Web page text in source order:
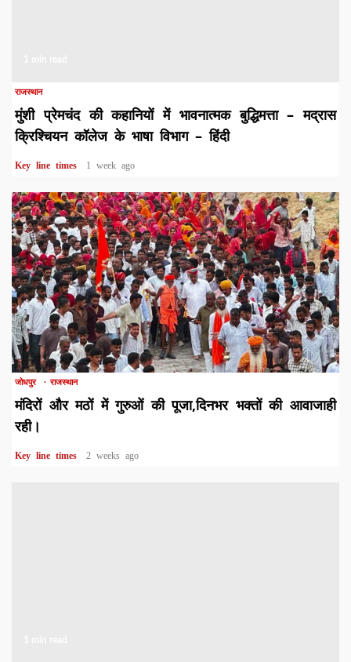
राजस्थान
मुंशी प्रेमचंद की कहानियों में भावनात्मक बुद्धिमत्ता – मद्रास
क्रिश्चियन कॉलेज के भाषा विभाग – हिंदी
Key line times 1 week ago
1 min read
जोधपुर राजस्थान
मंदिरों और मठों में गुरुओं की पूजा,दिनभर भक्तों की आवाजाही
रही।
Key line times 2 weeks ago